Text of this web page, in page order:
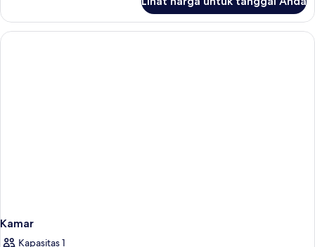
Kamar
Triple
Superior
Kamar
Kapasitas 1